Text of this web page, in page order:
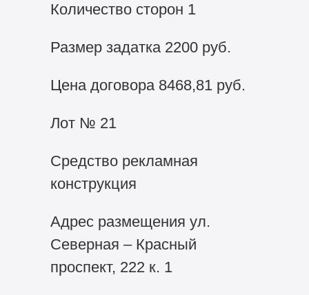
Количество сторон 1
Размер задатка 2200 руб.
Цена договора 8468,81 руб.
Лот № 21
Средство рекламная
конструкция
Адрес размещения ул.
Северная – Красный
проспект, 222 к. 1